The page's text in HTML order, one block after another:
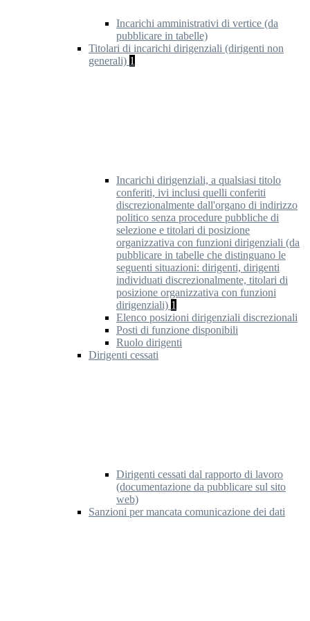
Incarichi amministrativi di vertice (da
pubblicare in tabelle)
Titolari di incarichi dirigenziali (dirigenti non
generali) 1
Incarichi dirigenziali, a qualsiasi titolo
conferiti, ivi inclusi quelli conferiti
discrezionalmente dall'organo di indirizzo
politico senza procedure pubbliche di
selezione e titolari di posizione
organizzativa con funzioni dirigenziali (da
pubblicare in tabelle che distinguano le
seguenti situazioni: dirigenti, dirigenti
individuati discrezionalmente, titolari di
posizione organizzativa con funzioni
dirigenziali) 1
Elenco posizioni dirigenziali discrezionali
Posti di funzione disponibili
Ruolo dirigenti
Dirigenti cessati
Dirigenti cessati dal rapporto di lavoro
(documentazione da pubblicare sul sito
web)
Sanzioni per mancata comunicazione dei dati